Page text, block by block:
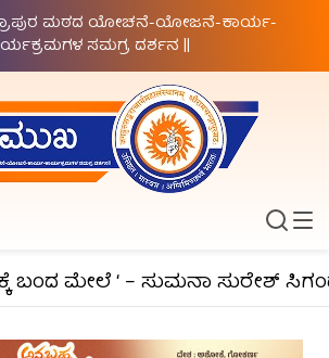
ಮಠದ ಯೋಚನೆ-ಯೋಜನೆ-ಕಾರ್ಯ-
ಸಮಗ್ರ ದರ್ಶನ ||
ಮೇಲೆ ‘ – ಸುಮನಾ ಸುರೇಶ್